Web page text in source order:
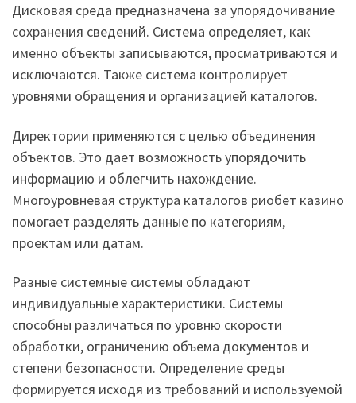
Дисковая среда предназначена за упорядочивание
сохранения сведений. Система определяет, как
именно объекты записываются, просматриваются и
исключаются. Также система контролирует
уровнями обращения и организацией каталогов.
Директории применяются с целью объединения
объектов. Это дает возможность упорядочить
информацию и облегчить нахождение.
Многоуровневая структура каталогов риобет казино
помогает разделять данные по категориям,
проектам или датам.
Разные системные системы обладают
индивидуальные характеристики. Системы
способны различаться по уровню скорости
обработки, ограничению объема документов и
степени безопасности. Определение среды
формируется исходя из требований и используемой